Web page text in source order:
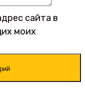
сайта в
моих